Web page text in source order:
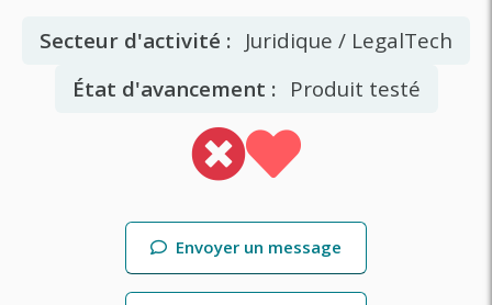
Secteur d'activité : Juridique / LegalTech
État d'avancement : Produit testé
Envoyer un message